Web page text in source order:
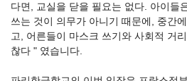
다면, 교실을 닫을 필요는 없다. 아이들
쓰는 것이 의무가 아니기 때문에, 중간
고, 어른들이 마스크 쓰기와 사회적 거
찮다 " 였습니다.